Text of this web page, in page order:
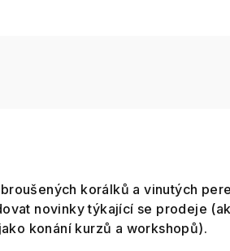
korálků a vinutých
novinky týkající se prodeje
konání kurzů a workshopů).